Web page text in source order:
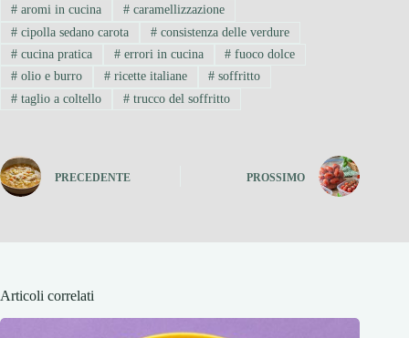
#aromi in cucina #caramellizzazione
#cipolla sedano carota #consistenza delle verdure
#cucina pratica #errori in cucina # fuoco dolce
#olio e burro #ricette italiane # soffritto
#taglio a coltello #trucco del soffritto
PRECEDENTE PROSSIMO
Articoli correlati